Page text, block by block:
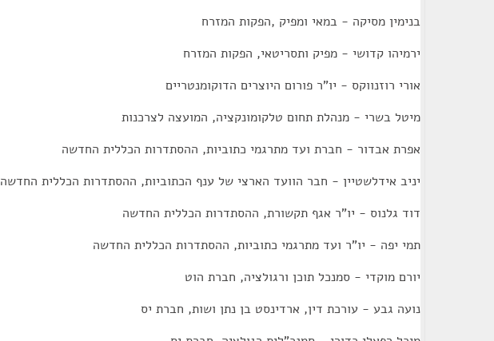
בנימין מסיקה - במאי ומפיק ,הפקות המזרח
ירמיהו קדושי - מפיק ותסריטאי, הפקות המזרח
אורי רוזנווקס - יו"ר פורום היוצרים הדוקומנטריים
מיטל בשרי - מנהלת תחום טלקומונקציה, המועצה לצרכנות
אפרת אבדור - חברת ועד מתרגמי כתוביות, ההסתדרות הכללית החדשה
יניב אידלשטיין - חבר הוועד הארצי של ענף הכתוביות, ההסתדרות הכללית החדשה
דוד גלנוס - יו"ר אגף תקשורת, ההסתדרות הכללית החדשה
תמי יפה - יו"ר ועד מתרגמי כתוביות, ההסתדרות הכללית החדשה
יורם מוקדי - סמנכל תוכן ורגולציה, חברת הוט
נועה גבע - עורכת דין, ארדינסט בן נתן ושות, חברת יס